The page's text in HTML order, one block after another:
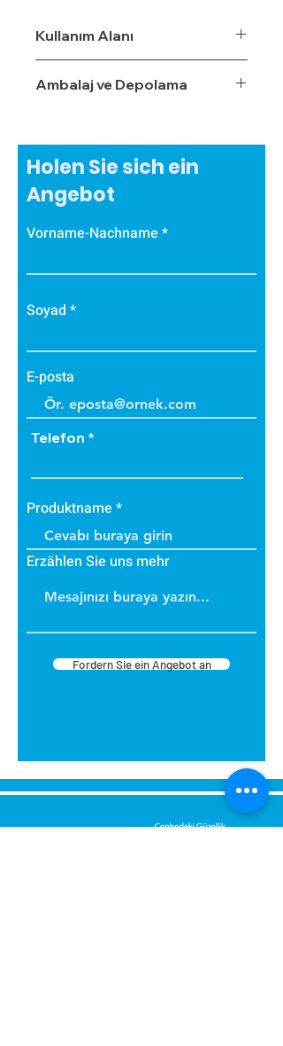
yumuşama ve sarkma yapmaz.
Yalıtım sistemine tam
uyumludur.
Dış koşullara son derece
dayanıklıdır.
Sudan, nemden, dondan ve
Kullanım Alanı
Ambalaj ve Depolama
Holen Sie sich ein
Angebot
Vorname-Nachname
Soyad
E-posta
Telefon
Produktname
Erzählen Sie uns mehr
Fordern Sie ein Angebot an